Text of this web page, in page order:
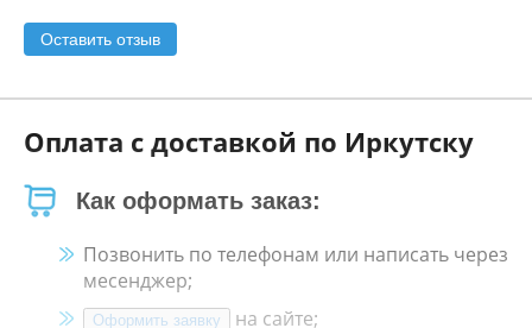
Оставить отзыв
Оплата с доставкой по Иркутску
Как оформать заказ:
Позвонить по телефонам или написать через
месенджер;
Оформить заявку
на сайте;